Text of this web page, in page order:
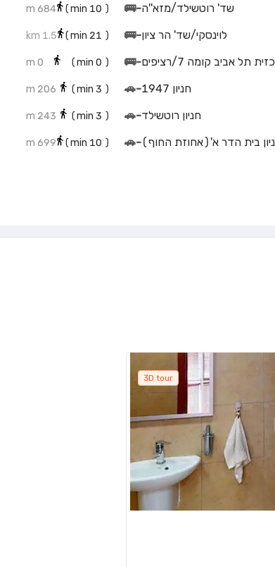
שד' רוטשילד/מזא''ה-
🚌
(
10
684 m
לוינסקי/שד' הר ציון-
🚌
(
21
1.5 km
תל אביב קומה 7/רציפים -
🚌
(
0
0 m
חניון 1947 -
🚗
(
3
206 m
חניון רוטשילד-
🚗
(
3
243 m
בית הדר א'(אחוזת החוף)-
🚗
(
10
699 m
3D tour